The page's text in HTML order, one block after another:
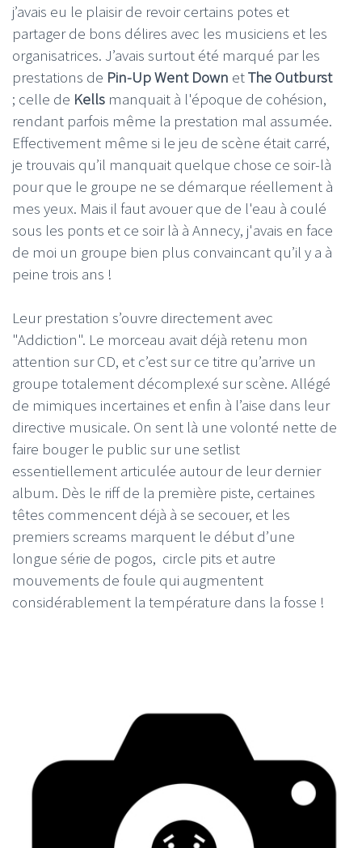
j’avais eu le plaisir de revoir certains potes et
partager de bons délires avec les musiciens et les
organisatrices. J’avais surtout été marqué par les
prestations de Pin-Up Went Down etThe Outburst
; celle de Kells manquait à l'époque de cohésion,
rendant parfois même la prestation mal assumée.
Effectivement même si le jeu de scène était carré,
je trouvais qu’il manquait quelque chose ce soir-là
pour que le groupe ne se démarque réellement à
mes yeux. Mais il faut avouer que de l'eau à coulé
sous les ponts et ce soir là à Annecy, j'avais en face
de moi un groupe bien plus convaincant qu’il y a à
peine trois ans !
Leur prestation s’ouvre directement avec
"Addiction". Le morceau avait déjà retenu mon
attention sur CD, et c’est sur ce titre qu’arrive un
groupe totalement décomplexé sur scène. Allégé
de mimiques incertaines et enfin à l’aise dans leur
directive musicale. On sent là une volonté nette de
faire bouger le public sur une setlist
essentiellement articulée autour de leur dernier
album. Dès le riff de la première piste, certaines
têtes commencent déjà à se secouer, et les
premiers screams marquent le début d’une
longue série de pogos, circle pits et autre
mouvements de foule qui augmentent
considérablement la température dans la fosse !